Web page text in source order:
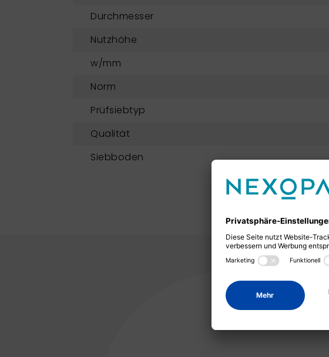
Durchmesser
Nutzhöhe
w/mm
Norm
Prüfsiebtyp
Qualität
Siebboden